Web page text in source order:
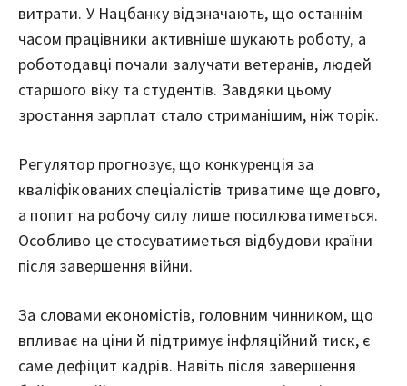
витрати. У Нацбанку відзначають, що останнім
часом працівники активніше шукають роботу, а
роботодавці почали залучати ветеранів, людей
старшого віку та студентів. Завдяки цьому
зростання зарплат стало стриманішим, ніж торік.
Регулятор прогнозує, що конкуренція за
кваліфікованих спеціалістів триватиме ще довго,
а попит на робочу силу лише посилюватиметься.
Особливо це стосуватиметься відбудови країни
після завершення війни.
За словами економістів, головним чинником, що
впливає на ціни й підтримує інфляційний тиск, є
саме дефіцит кадрів. Навіть після завершення